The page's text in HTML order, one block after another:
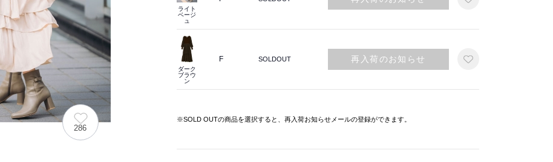
286
ライト
ベージ
ュ
ダーク
ブラウ
ン
F SOLDOUT 再入荷のお知らせ
※SOLD OUTの商品を選択すると、再入荷お知らせメールの登録ができます。